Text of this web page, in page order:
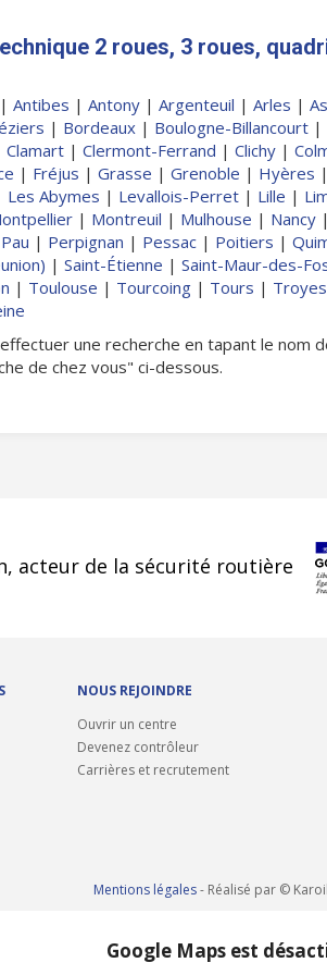
2 roues, 3 roues,
| Antibes | Antony | Argenteuil | Arles |
| Bordeaux | Boulogne-Billancourt |
Clamart | Clermont-Ferrand | Clichy |
| Fréjus | Grasse | Grenoble | Hyères |
Les Abymes | Levallois-Perret | Lille |
| Montreuil | Mulhouse | Nancy |
Pau | Perpignan | Pessac | Poitiers |
| Saint-Étienne | Saint-Maur-des-
| Toulouse | Tourcoing | Tours | Troyes
une recherche en tapant le nom
de chez vous" ci-dessous.
acteur de la sécurité routière
NOUS REJOINDRE
Ouvrir un centre
Devenez contrôleur
Carrières et recrutement
Mentions légales- Réalisé par ©
Google Maps est